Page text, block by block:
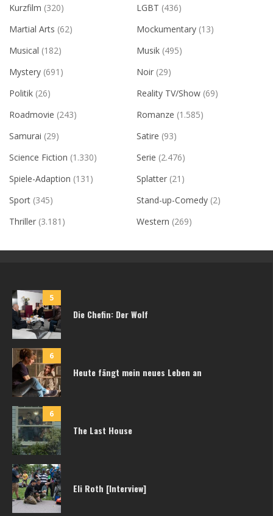
Kurzfilm (320) LGBT (436)
Martial Arts (62) Mockumentary (13)
Musical (182) Musik (495)
Mystery (691) Noir (29)
Politik (26) Reality TV/Show (69)
Roadmovie (243) Romanze (1.585)
Samurai (29) Satire (93)
Science Fiction (1.330) Serie (2.476)
Spiele-Adaption (131) Splatter (21)
Sport (345) Stand-up-Comedy (2)
Thriller (3.181) Western (269)
5
Die Chefin: Der Wolf
6
Heute fängt mein neues Leben an
6
The Last House
Eli Roth [Interview]